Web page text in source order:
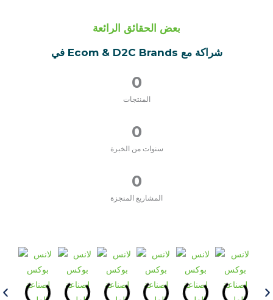
بعض الحقائق الرائعة
شراكة مع Ecom & D2C Brands في
المنتجات
0
سنوات من الخبرة
0
المشاريع المنجزة
0